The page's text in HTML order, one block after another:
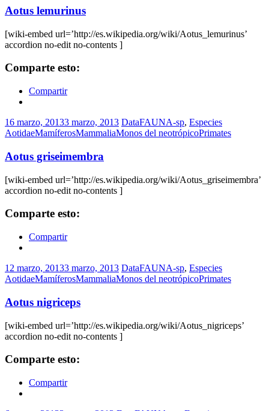
Aotus lemurinus
[wiki-embed url=’http://es.wikipedia.org/wiki/Aotus_lemurinus’
accordion no-edit no-contents ]
Comparte esto:
Compartir
16 marzo, 20133 marzo, 2013 DataFAUNA-sp, Especies
AotidaeMamíferosMammaliaMonos del neotrópicoPrimates
Aotus griseimembra
[wiki-embed url=’http://es.wikipedia.org/wiki/Aotus_griseimembra’
accordion no-edit no-contents ]
Comparte esto:
Compartir
12 marzo, 20133 marzo, 2013 DataFAUNA-sp, Especies
AotidaeMamíferosMammaliaMonos del neotrópicoPrimates
Aotus nigriceps
[wiki-embed url=’http://es.wikipedia.org/wiki/Aotus_nigriceps’
accordion no-edit no-contents ]
Comparte esto:
Compartir